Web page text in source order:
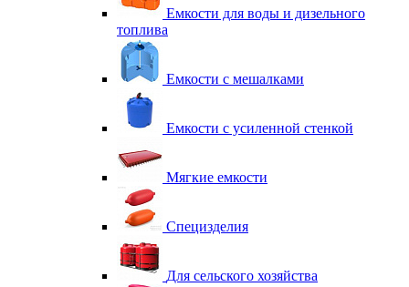
Емкости для воды и дизельного
топлива
Емкости с мешалками
Емкости с усиленной стенкой
Мягкие емкости
Специзделия
Для сельского хозяйства